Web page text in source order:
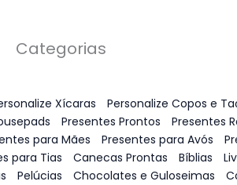
Categorias
Xícaras Personalize Copos e
Presentes Prontos Presentes
para Mães Presentes para Avós
para Tias Canecas Prontas Bíblias
Pelúcias Chocolates e Guloseimas